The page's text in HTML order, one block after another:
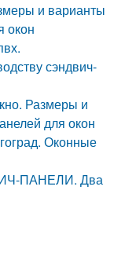
и варианты
окон
сэндвич-
Размеры и
для окон
Оконные
ПАНЕЛИ. Два